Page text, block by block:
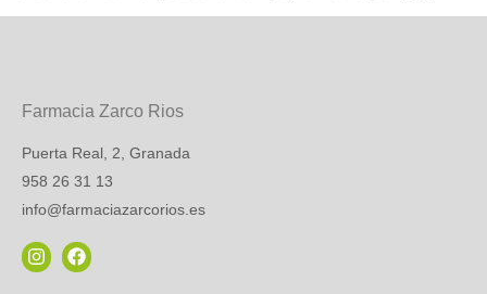
Farmacia Zarco Rios
Puerta Real, 2, Granada
958 26 31 13
info@farmaciazarcorios.es